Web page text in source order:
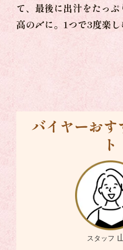
て、最後に出汁をたっ
高の〆に。1つで3度楽し
バイヤーおす
ト
スタッフ